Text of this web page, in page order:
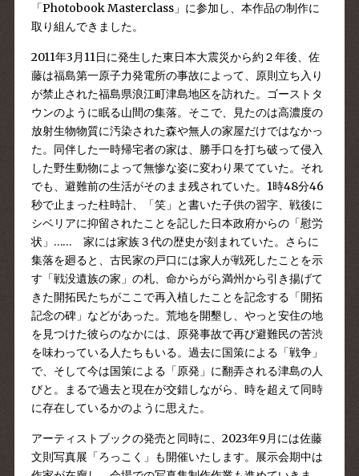
「Photobook Masterclass」に参加し、本作品の制作に
取り組んできました。
2011年3月11日に発生した東日本大震災から約２年後、佐
藤は福島第一原子力発電所の事故によって、原則立ち入り
が禁止された福島県浪江町津島地区を訪れた。ゴーストタ
ウンのように眠る山間の集落。そこで、見たのは高濃度の
放射生物物質に汚染された森や無人の家屋だけではなかっ
た。同伴した一時帰宅者の家は、勝手口を打ち破って侵入
した野生動物によって無惨な姿に変わり果てていた。それ
でも、避難前の生活がそのまま残されていた。1時48分46
秒で止まった柱時計、「笑」と書いた子供の習字、戦後に
シベリアに抑留されたことを記した日本政府からの「慰労
状」…… 家には家族３代の歴史が刻まれていた。さらに
集落を廻ると、古民家の戸口には家人が戦死したことを示
す「戦没遺族の家」の札、命からがら満州から引き揚げて
きた開拓民たちがここで再入植したことを記念する「開拓
記念の碑」などがあった。荒地を開墾し、やっと安住の地
を見つけた彼らのなかには、原発事故で再び避難民の苦渋
を味わっている人たちもいる。過去に国策による「戦争」
で、そして今は国策による「原発」に翻弄される津島の人
びと。まるで過去と現在が交錯しながら、時を超えて同時
に存在しているかのように思えた。
アーティストブックの発売と同時に、 2023年9月には佐藤
文則写真展 「ろっこく」も開催いたします。展示会期中は